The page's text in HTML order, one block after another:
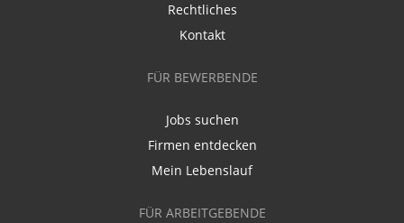
Rechtliches
Kontakt
FÜR BEWERBENDE
Jobs suchen
Firmen entdecken
Mein Lebenslauf
FÜR ARBEITGEBENDE